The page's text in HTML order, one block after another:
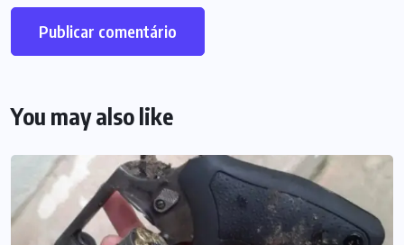
You may also like